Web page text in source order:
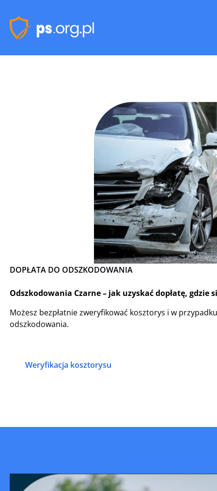
DOPŁATA DO ODSZKODOWANIA
Odszkodowania Czarne – jak uzyskać dopłatę, gdzie
Możesz bezpłatnie zweryfikować kosztorys i w
odszkodowania.
Weryfikacja kosztorysu